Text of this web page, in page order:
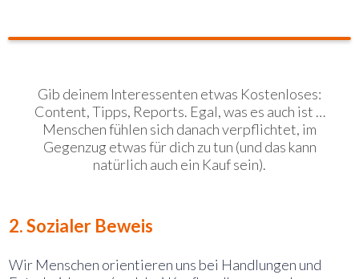
Gib deinem Interessenten etwas Kostenloses:
Content, Tipps, Reports. Egal, was es auch ist …
Menschen fühlen sich danach verpflichtet, im
Gegenzug etwas für dich zu tun (und das kann
natürlich auch ein Kauf sein).
2. Sozialer Beweis
Wir Menschen orientieren uns bei Handlungen und